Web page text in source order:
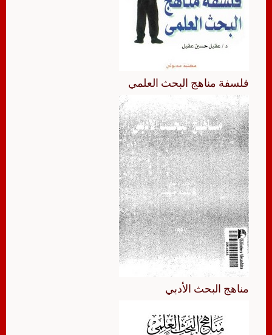
فلسفة مناهج البحث العلمي
مناهج البحث الأدبي